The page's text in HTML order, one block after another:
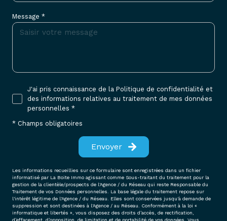
Message *
J'ai pris connaissance de la Politique de confidentialité et
des informations relatives au traitement de mes données
personnelles *
* Champs obligatoires
Envoyer
Les informations recueillies sur ce formulaire sont enregistrées dans un fichier
informatisé par La Boite Immo agissant comme Sous-traitant du traitement pour la
gestion de la clientèle/prospects de l'Agence / du Réseau qui reste Responsable du
Traitement de vos Données personnelles. La base légale du traitement repose sur
l'intérêt légitime de l'Agence / du Réseau. Elles sont conservées jusqu'à demande de
suppression et sont destinées à l'Agence / au Réseau. Conformément à la loi «
informatique et libertés », vous disposez des droits d’accès, de rectification,
d’effacement, d’opposition, de limitation et de portabilité de vos données. Vous